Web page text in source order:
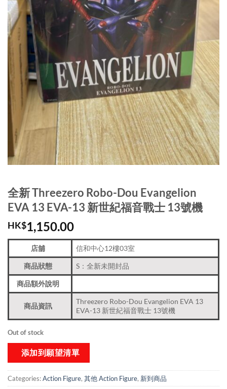
全新 Threezero Robo-Dou Evangelion
EVA 13 EVA-13 新世紀福音戰士 13號機
HK$1,150.00
店舖 信和中心12樓03室
商品狀態 S：全新未開封品
商品額外說明
商品資訊
Threezero Robo-Dou Evangelion EVA 13
EVA-13 新世紀福音戰士 13號機
Out of stock
添加到願望清單
Categories:Action Figure, 其他 Action Figure, 新到商品​